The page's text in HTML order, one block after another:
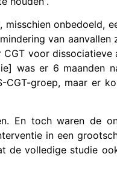
onbedoeld,
van aanvallen
voor dissociatieve
was er 6 maanden
CGT-groep, maar er
En toch waren de
in een
de volledige studie